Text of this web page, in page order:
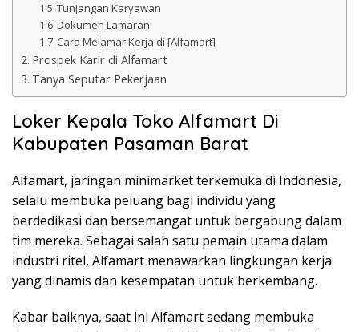
Tunjangan Karyawan
Dokumen Lamaran
Cara Melamar Kerja di [Alfamart]
Prospek Karir di Alfamart
Tanya Seputar Pekerjaan
Loker Kepala Toko Alfamart Di
Kabupaten Pasaman Barat
Alfamart, jaringan minimarket terkemuka di Indonesia,
selalu membuka peluang bagi individu yang
berdedikasi dan bersemangat untuk bergabung dalam
tim mereka. Sebagai salah satu pemain utama dalam
industri ritel, Alfamart menawarkan lingkungan kerja
yang dinamis dan kesempatan untuk berkembang.
Kabar baiknya, saat ini Alfamart sedang membuka